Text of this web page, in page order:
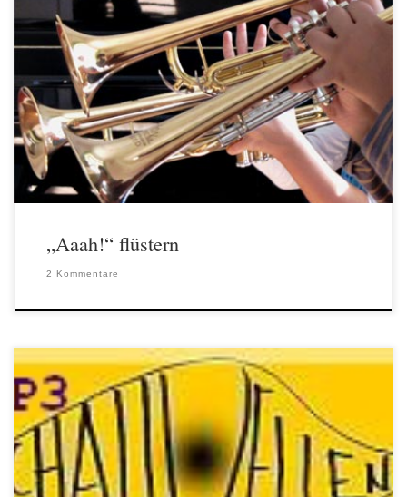
Meistens gelingen einem Anfänger mit dem Mundstück allein deutlich
höhere Töne als mit dem kompletten Instrument. Entscheidend ist nun,
dass wir wahrnehmen, was uns daran gehindert hat, den
vergleichsweise höheren Ton auch mit dem Instrument zu spielen. Es
ist fast immer eine Blockade im Kehlkopf an der Glottis (Stimmritze),
die […]
„Aaah!“ flüstern
2 Kommentare
Im Dezember 2014 sind im Servus Studio Urfeld 11 neue
Musikstücke entstanden, aufgezeichnet und veröffentlicht worden. Als
CD für meine Schülerinnen und Schüler, als MP3-Dateien mit
Kommentaren und Bildern auf der Homepage: Viel Vergnügen beim